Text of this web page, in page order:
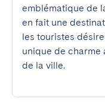
emblématique de
en fait une
les touristes
unique de charme
de la ville.